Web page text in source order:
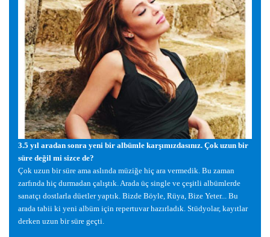
3.5 yıl aradan sonra yeni bir albümle karşımızdasınız. Çok uzun bir
süre değil mi sizce de?
Çok uzun bir süre ama aslında müziğe hiç ara vermedik. Bu zaman
zarfında hiç durmadan çalıştık. Arada üç single ve çeşitli albümlerde
sanatçı dostlarla düetler yaptık. Bizde Böyle, Rüya, Bize Yeter... Bu
arada tabii ki yeni albüm için repertuvar hazırladık. Stüdyolar, kayıtlar
derken uzun bir süre geçti.